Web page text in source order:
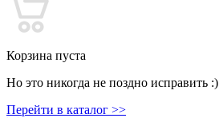
Корзина пуста
Но это никогда не поздно исправить :)
Перейти в каталог >>